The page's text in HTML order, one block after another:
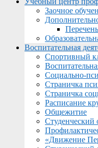
Заочное
Воспитательная
Спортивный
Социально-
Страничка
Страничка
Расписание
Общежитие
Студенческий
«Движение